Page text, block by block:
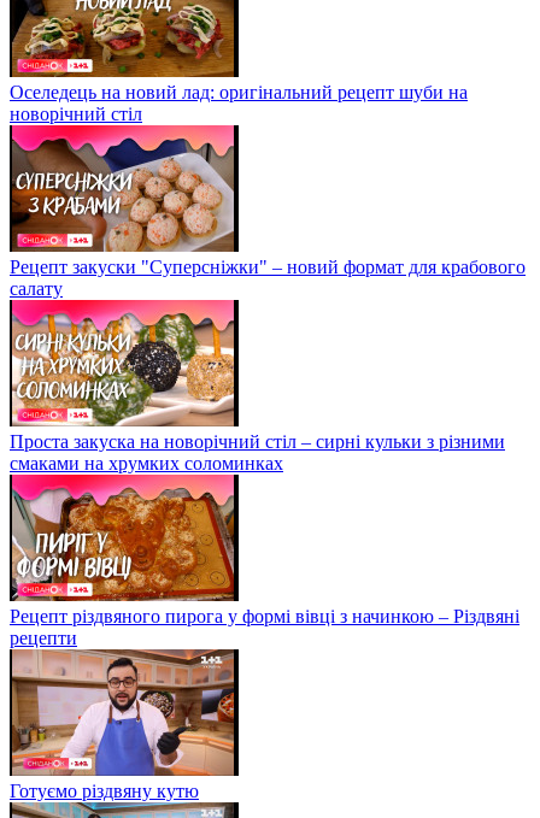
Оселедець на новий лад: оригінальний рецепт шуби на
новорічний стіл
Рецепт закуски "Суперсніжки" – новий формат для крабового
салату
Проста закуска на новорічний стіл – сирні кульки з різними
смаками на хрумких соломинках
Рецепт різдвяного пирога у формі вівці з начинкою – Різдвяні
рецепти
Готуємо різдвяну кутю